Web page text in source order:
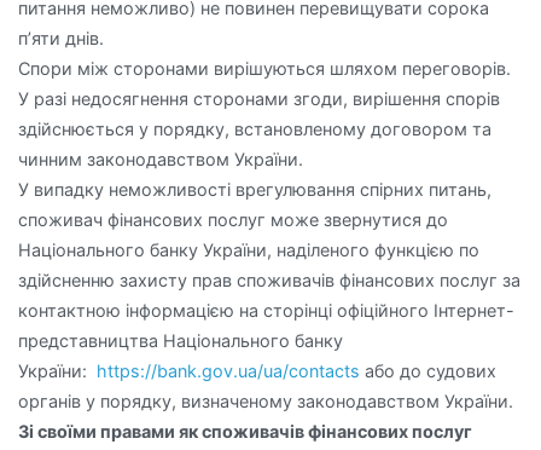
питання неможливо) не повинен перевищувати сорока
п’яти днів.
Спори між сторонами вирішуються шляхом переговорів.
У разі недосягнення сторонами згоди, вирішення спорів
здійснюється у порядку, встановленому договором та
чинним законодавством України.
У випадку неможливості врегулювання спірних питань,
споживач фінансових послуг може звернутися до
Національного банку України, наділеного функцією по
здійсненню захисту прав споживачів фінансових послуг за
контактною інформацією на сторінці офіційного Інтернет-
представництва Національного банку
України: https://bank.gov.ua/ua/contacts або до судових
органів у порядку, визначеному законодавством України.
Зі своїми правами як споживачів фінансових послуг